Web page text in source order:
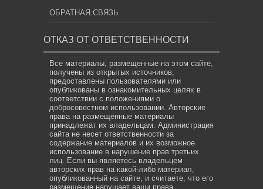
ОБРАТНАЯ СВЯЗЬ
ОТКАЗ ОТ ОТВЕТСТВЕННОСТИ
Все материалы, размещенные на этом сайте,
получены из открытых источников,
предоставлены пользователями или
опубликованы в ознакомительных целях в
соответствии с положениями о
добросовестном использовании. Авторские
права на размещенные материалы
принадлежат их владельцам. Администрация
сайта не несет ответственности за
содержание материалов и их возможное
использование в нарушение прав третьих
лиц. Если вы являетесь владельцем
авторских прав на какой-либо материал,
опубликованный на сайте, и считаете, что его
размещение нарушает ваши права,